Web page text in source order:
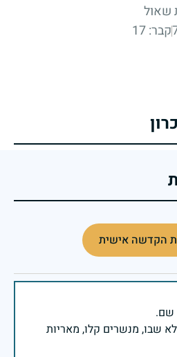
שאול
קבר: 17
הקדשה אישית
שבו, מנשרים קלו, מאריות